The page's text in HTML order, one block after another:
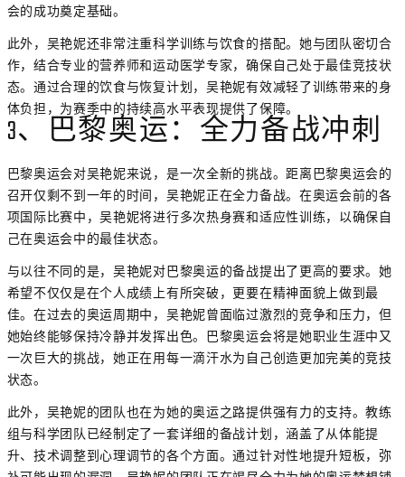
会的成功奠定基础。
此外，吴艳妮还非常注重科学训练与饮食的搭配。她与团队密切合
作，结合专业的营养师和运动医学专家，确保自己处于最佳竞技状
态。通过合理的饮食与恢复计划，吴艳妮有效减轻了训练带来的身
体负担，为赛季中的持续高水平表现提供了保障。
3、巴黎奥运：全力备战冲刺
巴黎奥运会对吴艳妮来说，是一次全新的挑战。距离巴黎奥运会的
召开仅剩不到一年的时间，吴艳妮正在全力备战。在奥运会前的各
项国际比赛中，吴艳妮将进行多次热身赛和适应性训练，以确保自
己在奥运会中的最佳状态。
与以往不同的是，吴艳妮对巴黎奥运的备战提出了更高的要求。她
希望不仅仅是在个人成绩上有所突破，更要在精神面貌上做到最
佳。在过去的奥运周期中，吴艳妮曾面临过激烈的竞争和压力，但
她始终能够保持冷静并发挥出色。巴黎奥运会将是她职业生涯中又
一次巨大的挑战，她正在用每一滴汗水为自己创造更加完美的竞技
状态。
此外，吴艳妮的团队也在为她的奥运之路提供强有力的支持。教练
组与科学团队已经制定了一套详细的备战计划，涵盖了从体能提
升、技术调整到心理调节的各个方面。通过针对性地提升短板，弥